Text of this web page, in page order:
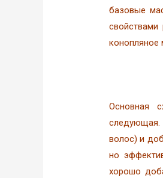
базовые
конопляное
Основная
следующая.
волос) и
но
хорошо